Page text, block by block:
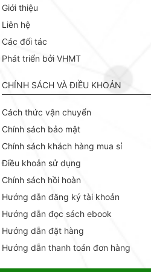
Giới thiệu
Liên hệ
Các đối tác
Phát triển bởi VHMT
CHÍNH SÁCH VÀ ĐIỀU KHOẢN
Cách thức vận chuyển
Chính sách bảo mật
Chính sách khách hàng mua sỉ
Điều khoản sử dụng
Chính sách hồi hoàn
Hướng dẫn đăng ký tài khoản
Hướng dẫn đọc sách ebook
Hướng dẫn đặt hàng
Hướng dẫn thanh toán đơn hàng